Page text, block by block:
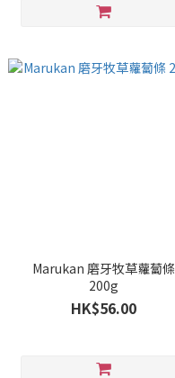
Marukan 磨牙牧草蘿蔔條
200g
HK$56.00